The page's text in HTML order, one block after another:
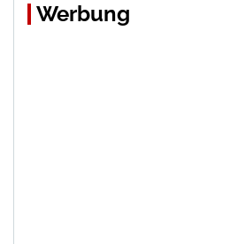
Werbung